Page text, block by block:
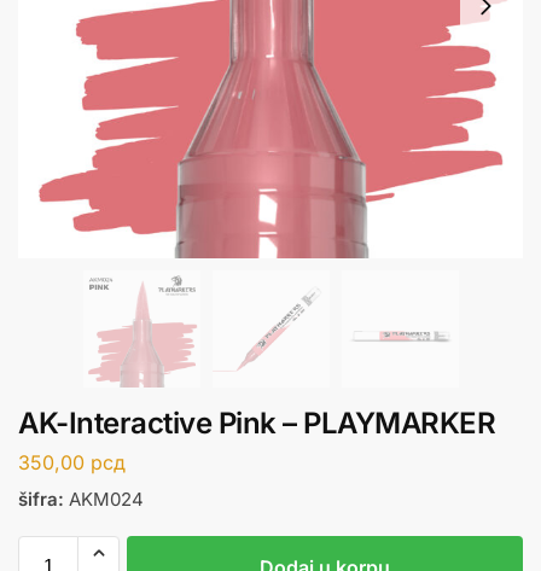
AK-Interactive Pink – PLAYMARKER
350,00 рсд
šifra: AKM024